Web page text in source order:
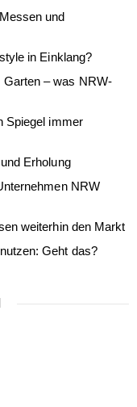
und
in Einklang?
Garten – was NRW-
Spiegel immer
Erholung
NRW
weiterhin den Markt
Geht das?